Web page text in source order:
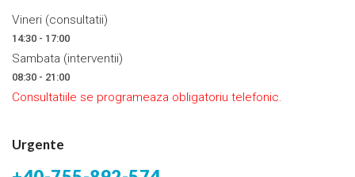
Vineri (consultatii)
14:30 - 17:00
Sambata (interventii)
08:30 - 21:00
Consultatiile se programeaza obligatoriu telefonic.
Urgente